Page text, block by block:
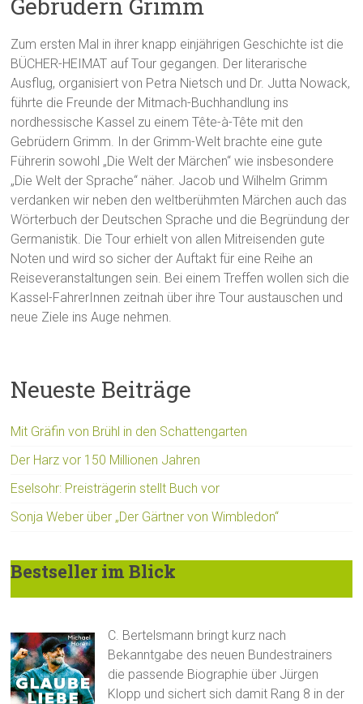
Zum ersten Mal in ihrer knapp einjährigen Geschichte ist die
BÜCHER-HEIMAT auf Tour gegangen. Der literarische
Ausflug, organisiert von Petra Nietsch und Dr. Jutta Nowack,
führte die Freunde der Mitmach-Buchhandlung ins
nordhessische Kassel zu einem Tête-à-Tête mit den
Gebrüdern Grimm. In der Grimm-Welt brachte eine gute
Führerin sowohl „Die Welt der Märchen“ wie insbesondere
„Die Welt der Sprache“ näher. Jacob und Wilhelm Grimm
verdanken wir neben den weltberühmten Märchen auch das
Wörterbuch der Deutschen Sprache und die Begründung der
Germanistik. Die Tour erhielt von allen Mitreisenden gute
Noten und wird so sicher der Auftakt für eine Reihe an
Reiseveranstaltungen sein. Bei einem Treffen wollen sich die
Kassel-FahrerInnen zeitnah über ihre Tour austauschen und
neue Ziele ins Auge nehmen.
Neueste Beiträge
Mit Gräfin von Brühl in den Schattengarten
Der Harz vor 150 Millionen Jahren
Eselsohr: Preisträgerin stellt Buch vor
Sonja Weber über „Der Gärtner von Wimbledon“
Bestseller im Blick
C. Bertelsmann bringt kurz nach
Bekanntgabe des neuen Bundestrainers
die passende Biographie über Jürgen
Klopp und sichert sich damit Rang 8 in der